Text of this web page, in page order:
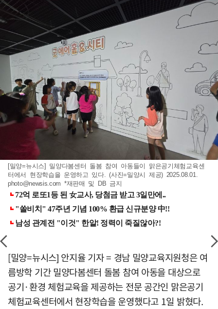
[밀양=뉴시스] 밀양다봄센터 돌봄 참여 아동들이 맑은공기체험교육센
터에서 현장학습을 운영하고 있다. (사진=밀양시 제공) 2025.08.01.
photo@newsis.com *재판매 및 DB 금지
[밀양=뉴시스] 안지율 기자 = 경남 밀양교육지원청은 여
름방학 기간 밀양다봄센터 돌봄 참여 아동을 대상으로
공기·환경 체험교육을 제공하는 전문 공간인 맑은공기
체험교육센터에서 현장학습을 운영했다고 1일 밝혔다.